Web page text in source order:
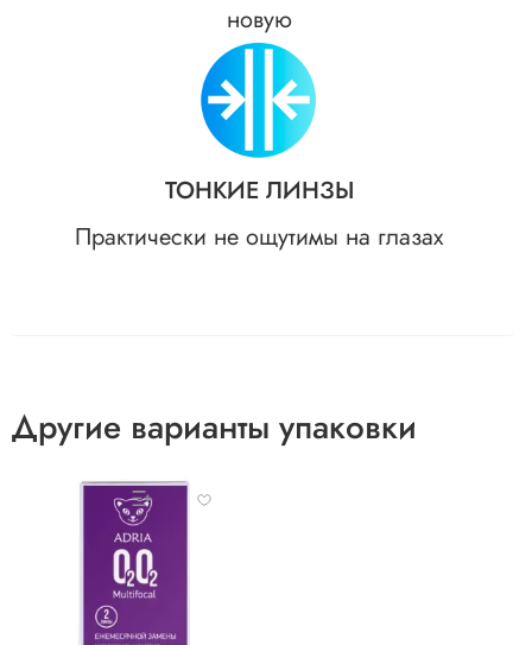
новую
ТОНКИЕ ЛИНЗЫ
Практически не ощутимы на глазах
Другие варианты упаковки